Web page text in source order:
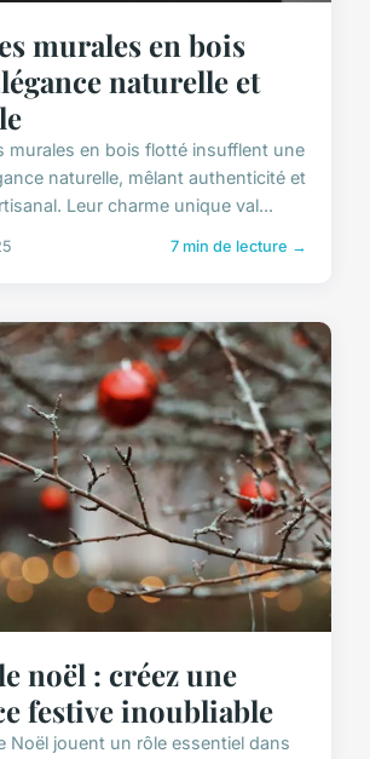
murales en bois
naturelle et
murales en bois flotté insufflent une
naturelle, mêlant authenticité et
Leur charme unique val...
7 min de lecture →
noël : créez une
festive inoubliable
Noël jouent un rôle essentiel dans